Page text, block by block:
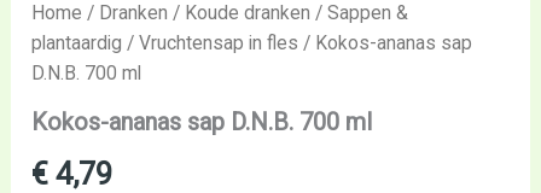
Home / Dranken / Koude dranken /Sappen &
plantaardig /Vruchtensap in fles / Kokos-ananas sap
D.N.B. 700 ml
Kokos-ananas sap D.N.B. 700 ml
€ 4,79